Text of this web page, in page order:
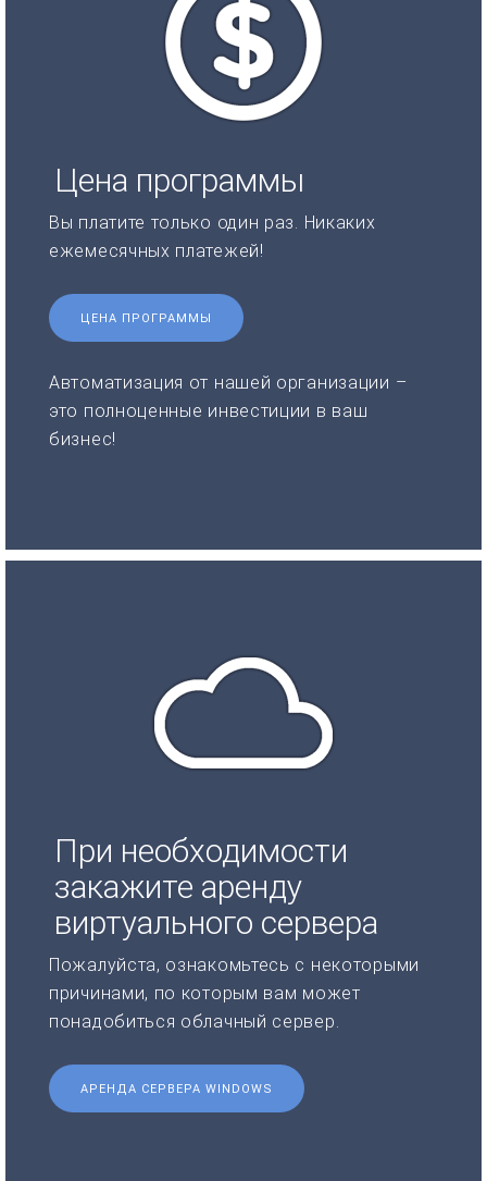
Цена программы
Вы платите только один раз. Никаких
ежемесячных платежей!
ЦЕНА ПРОГРАММЫ
Автоматизация от нашей организации –
это полноценные инвестиции в ваш
бизнес!
При необходимости
закажите аренду
виртуального сервера
Пожалуйста, ознакомьтесь с некоторыми
причинами, по которым вам может
понадобиться облачный сервер.
АРЕНДА СЕРВЕРА WINDOWS